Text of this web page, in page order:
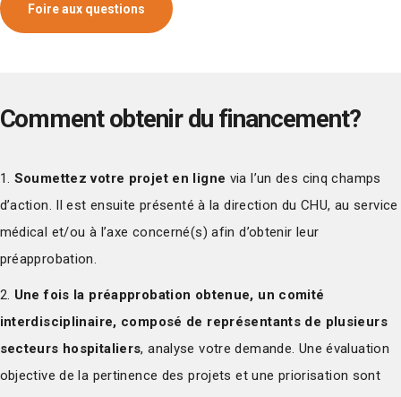
Foire aux questions
Comment obtenir du financement?
1. Soumettez votre projet en ligne via l’un des cinq champs
d’action. Il est ensuite présenté à la direction du CHU, au service
médical et/ou à l’axe concerné(s) afin d’obtenir leur
préapprobation.
2. Une fois la préapprobation obtenue, un comité
interdisciplinaire, composé de représentants de plusieurs
secteurs hospitaliers, analyse votre demande. Une évaluation
objective de la pertinence des projets et une priorisation sont